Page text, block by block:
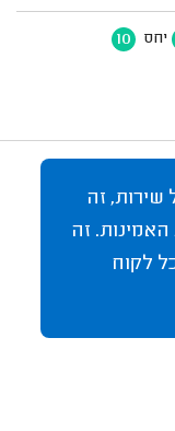
יחס 10
שירות, זה
זה
לקוח